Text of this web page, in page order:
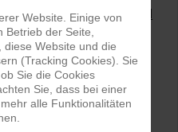
Hintergrund
und Bildbearbeitung in
Website. Einige von
Betrieb der Seite,
Website und die
(Tracking Cookies). Sie
Sie die Cookies
Sie, dass bei einer
alle Funktionalitäten